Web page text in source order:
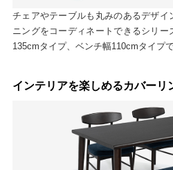
チェアやテーブルも丸みのあるデザイ
ニングをコーディネートできるシリ
135cmタイプ、ベンチ幅110cmタイプで
インテリアを楽しめるカバーリ